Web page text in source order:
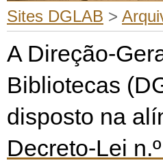
Sites DGLAB >
A Direção-
Bibliotecas
disposto na
Decreto-Lei